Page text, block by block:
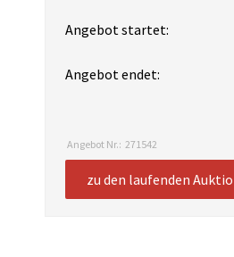
Angebot startet:
Angebot endet:
Angebot Nr.: 271542
zu den laufenden